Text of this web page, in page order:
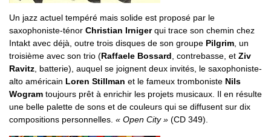
Un jazz actuel tempéré mais solide est proposé par le
saxophoniste-ténor Christian Irnigerqui trace son chemin chez
Intakt avec déjà, outre trois disques de son groupe Pilgrim , un
troisième avec son trio (Raffaele Bossard , contrebasse, et Ziv
Ravitz , batterie), auquel se joignent deux invités, le saxophoniste-
alto américain Loren Stillman et le fameux tromboniste Nils
Wogram toujours prêt à enrichir les projets musicaux. Il en résulte
une belle palette de sons et de couleurs qui se diffusent sur dix
compositions personnelles. « Open City » (CD 349).